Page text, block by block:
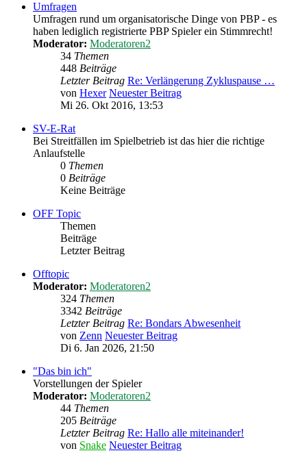
Umfragen
Umfragen rund um organisatorische Dinge von PBP - es
haben lediglich registrierte PBP Spieler ein Stimmrecht!
Moderator: Moderatoren2
34 Themen
448 Beiträge
Letzter Beitrag Re: Verlängerung Zykluspause …
von Hexer Neuester Beitrag
Mi 26. Okt 2016, 13:53
SV-E-Rat
Bei Streitfällen im Spielbetrieb ist das hier die richtige
Anlaufstelle
0 Themen
0 Beiträge
Keine Beiträge
OFF Topic
Themen
Beiträge
Letzter Beitrag
Offtopic
Moderator: Moderatoren2
324 Themen
3342 Beiträge
Letzter Beitrag Re: Bondars Abwesenheit
von Zenn Neuester Beitrag
Di 6. Jan 2026, 21:50
"Das bin ich"
Vorstellungen der Spieler
Moderator: Moderatoren2
44 Themen
205 Beiträge
Letzter Beitrag Re: Hallo alle miteinander!
von Snake Neuester Beitrag